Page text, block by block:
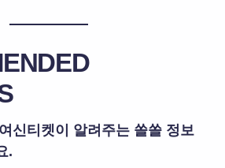
신티켓이 알려주는 쏠쏠 정보
.